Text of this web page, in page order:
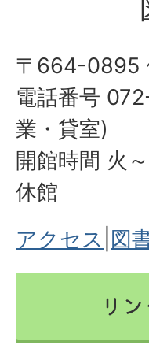
〒664-0895
電話番号
業・貸室)
開館時間 火
休館
アクセス 図